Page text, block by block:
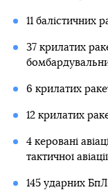
11 балістичних
37 крилатих
6 крилатих
12 крилатих
4 керовані
тактичної
145 ударних